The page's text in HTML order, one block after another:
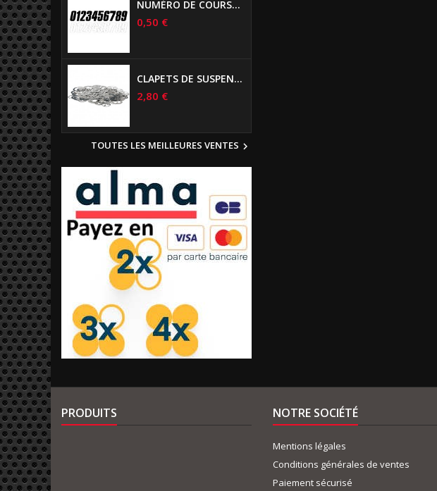
NUMÉRO DE COURSE US 17 CM NOIR
0,50 €
CLAPETS DE SUSPENSIONS DIAMÈTRE 6MM
2,80 €
TOUTES LES MEILLEURES VENTES 
PRODUITS NOTRE SOCIÉTÉ
Mentions légales
Conditions générales de ventes
Paiement sécurisé